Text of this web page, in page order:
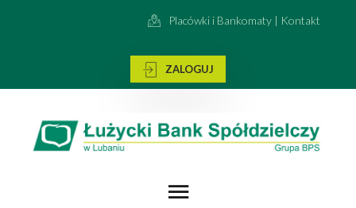
Placówki i Bankomaty | Kontakt
ZALOGUJ